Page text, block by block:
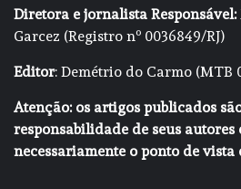
Diretora e jornalista Responsável:
Garcez (Registro nº 0036849/RJ)
Editor: Demétrio do Carmo (MTB
Atenção: os artigos publicados
responsabilidade de seus autores
necessariamente o ponto de vista